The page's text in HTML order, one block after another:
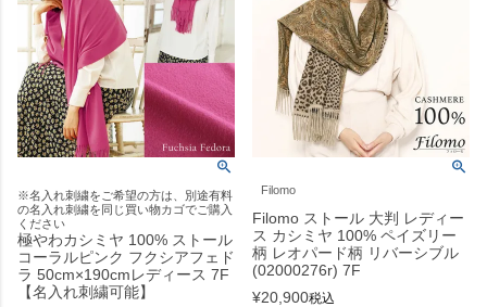
※名入れ刺繍をご希望の方は、別途有料
の名入れ刺繍を同じ買い物カゴでご購入
ください
極やわカシミヤ 100% ストール
コーラルピンク フクシアフェド
ラ 50cm×190cmレディース 7F
【名入れ刺繍可能】
Filomo
Filomo ストール 大判 レディー
ス カシミヤ 100% ペイズリー
柄 レオパード柄 リバーシブル
(02000276r) 7F
¥20,900税込